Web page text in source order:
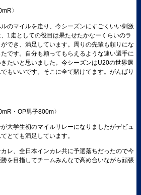
〉
のマイルを走り、今シーズンにすごくいい刺激
1走としての役目は果たせたかなーくらいのラ
でき、満足しています。周りの先輩も頼りにな
です。自分も頼ってもらえるような速い選手に
たいと思いました。今シーズンはU20の世界選
もいいです。そこに全て賭けてます。がんばり
・OP男子800m〉
大学生初のマイルリレーになりましたがデビュ
とても満足しています。
レ、全日本インカレ共に予選落ちだったので今
を目指してチームみんなで高め合いながら頑張